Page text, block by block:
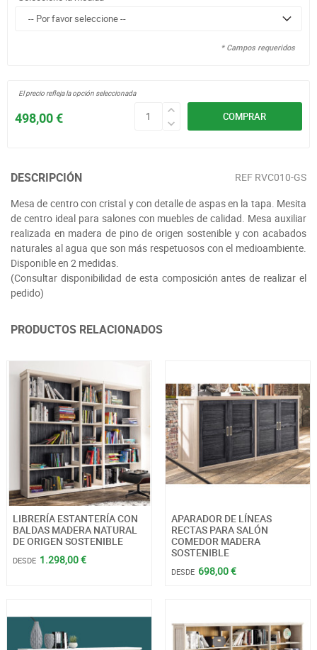
* Campos requeridos
COMPRAR
498,00 €
El precio refleja la opción seleccionada
DESCRIPCIÓN REF RVC010-GS
Mesa de centro con cristal y con detalle de aspas en la tapa. Mesita
de centro ideal para salones con muebles de calidad. Mesa auxiliar
realizada en madera de pino de origen sostenible y con acabados
naturales al agua que son más respetuosos con el medioambiente.
Disponible en 2 medidas.
(Consultar disponibilidad de esta composición antes de realizar el
pedido)
PRODUCTOS RELACIONADOS
LIBRERÍA ESTANTERÍA CON
BALDAS MADERA NATURAL
DE ORIGEN SOSTENIBLE
DESDE 1.298,00 €
APARADOR DE LÍNEAS
RECTAS PARA SALÓN
COMEDOR MADERA
SOSTENIBLE
DESDE 698,00 €